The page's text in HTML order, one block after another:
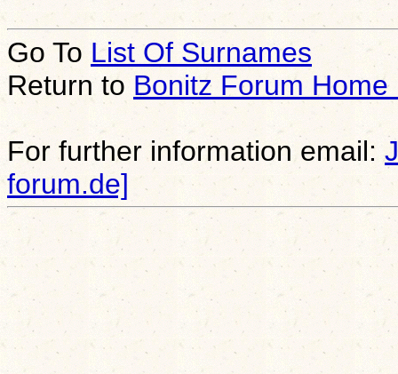
Go To List Of Surnames
Return to Bonitz Forum Home
For further information email:
forum.de]